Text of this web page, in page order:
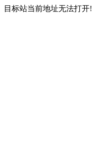
目标站当前地址无法打开!